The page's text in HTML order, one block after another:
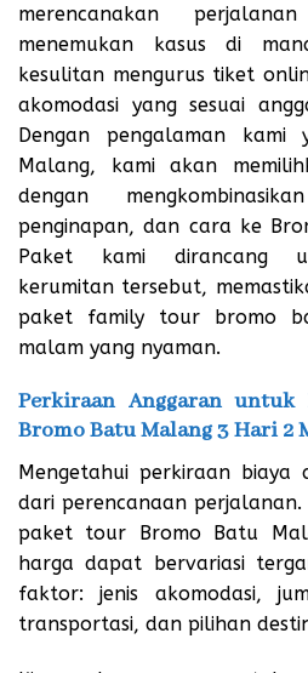
merencanakan
menemukan kasus di
kesulitan mengurus tiket
akomodasi yang sesuai
Dengan pengalaman kami
Malang, kami akan
dengan
penginapan, dan cara ke
Paket kami dirancang
kerumitan tersebut,
paket family tour bromo
malam yang nyaman.
Perkiraan Anggaran
Bromo Batu Malang 3 Hari 2
Mengetahui perkiraan biaya
dari perencanaan
paket tour Bromo Batu
harga dapat bervariasi
faktor: jenis akomodasi,
transportasi, dan pilihan